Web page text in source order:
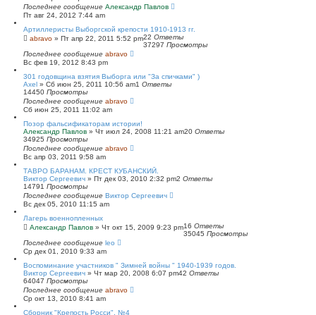
Последнее сообщение Александр Павлов
Пт авг 24, 2012 7:44 am
Артиллеристы Выборгской крепости 1910-1913 гг.
abravo » Пт апр 22, 2011 5:52 pm22 Ответы
37297 Просмотры
Последнее сообщение abravo
Вс фев 19, 2012 8:43 pm
301 годовщина взятия Выборга или "За спичками" )
Axel » Сб июн 25, 2011 10:56 am1 Ответы
14450 Просмотры
Последнее сообщение abravo
Сб июн 25, 2011 11:02 am
Позор фальсификаторам истории!
Александр Павлов » Чт июл 24, 2008 11:21 am20 Ответы
34925 Просмотры
Последнее сообщение abravo
Вс апр 03, 2011 9:58 am
ТАВРО БАРАНАМ. КРЕСТ КУБАНСКИЙ.
Виктор Сергеевич » Пт дек 03, 2010 2:32 pm2 Ответы
14791 Просмотры
Последнее сообщение Виктор Сергеевич
Вс дек 05, 2010 11:15 am
Лагерь военнопленных
Александр Павлов » Чт окт 15, 2009 9:23 pm16 Ответы
35045 Просмотры
Последнее сообщение leo
Ср дек 01, 2010 9:33 am
Воспоминание участников " Зимней войны " 1940-1939 годов.
Виктор Сергеевич » Чт мар 20, 2008 6:07 pm42 Ответы
64047 Просмотры
Последнее сообщение abravo
Ср окт 13, 2010 8:41 am
Сборник "Крепость Росси", №4